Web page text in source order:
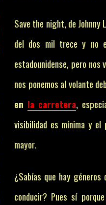
Save the night, de Johnny
del dos mil trece y no
estadounidense, pero nos
nos ponemos al volante
en la carretera,
visibilidad es mínima y el
mayor.
¿Sabías que hay géneros
conducir? Pues sí